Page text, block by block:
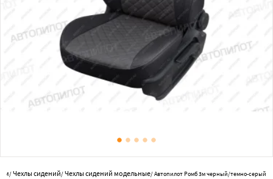
/Чехлы сидений/Чехлы сидений модельные/Автопилот Ромб 3м черный/темно-серый